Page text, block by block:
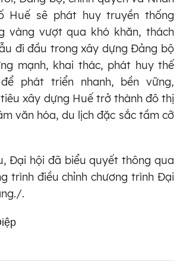
Huế sẽ phát huy truyền thống
vàng vượt qua khó khăn, thách
đi đầu trong xây dựng Đảng bộ
mạnh, khai thác, phát huy thế
phát triển nhanh, bền vững,
xây dựng Huế trở thành đô thị
văn hóa, du lịch đặc sắc tầm cỡ
Đại hội đã biểu quyết thông qua
trình điều chỉnh chương trình Đại
.